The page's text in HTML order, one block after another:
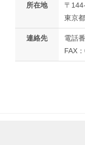
所在地
〒
東京
連絡先
電話
FAX